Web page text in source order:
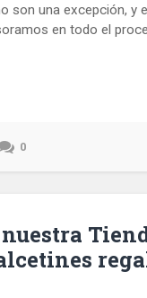
son una excepción, y
en todo el
0